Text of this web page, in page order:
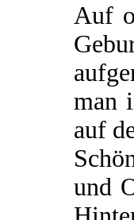
Auf
man
auf
und